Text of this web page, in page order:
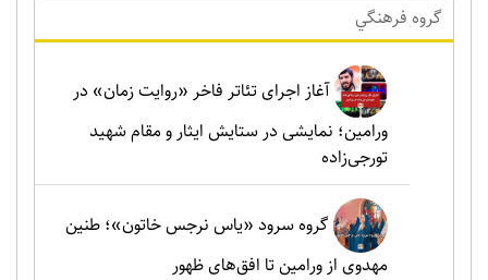
گروه فرهنگي
آغاز اجرای تئاتر فاخر «روایت زمان» در
ورامین؛ نمایشی در ستایش ایثار و مقام شهید
تورجی‌زاده
گروه سرود «یاس نرجس خاتون»؛ طنین
مهدوی از ورامین تا افق‌های ظهور